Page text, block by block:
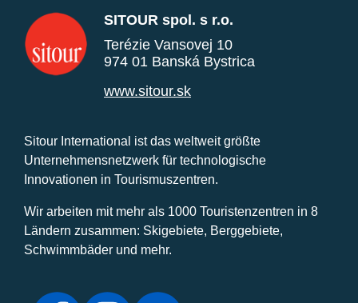
SITOUR spol. s r.o.
Terézie Vansovej 10
974 01 Banská Bystrica
www.sitour.sk
Sitour International ist das weltweit größte
Unternehmensnetzwerk für technologische
Innovationen in Tourismuszentren.
Wir arbeiten mit mehr als 1000 Touristenzentren in 8
Ländern zusammen: Skigebiete, Berggebiete,
Schwimmbäder und mehr.